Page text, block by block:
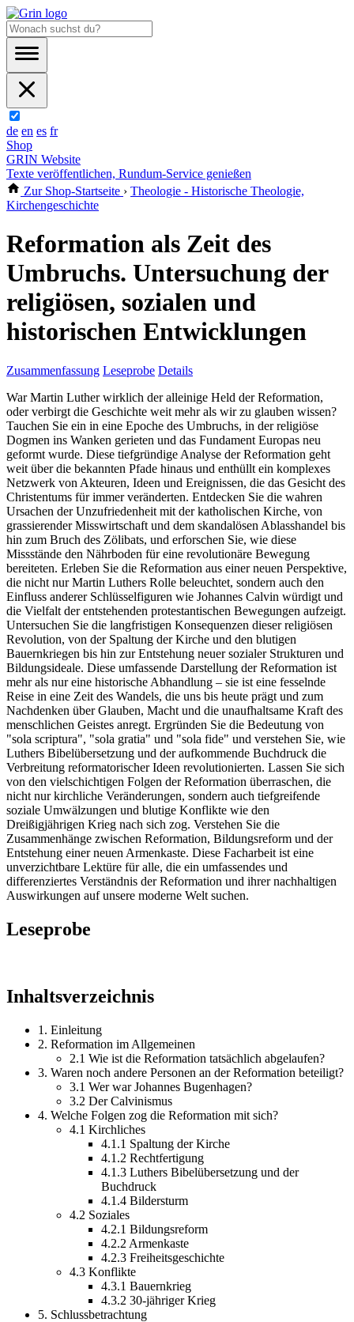
de en es fr
Shop
GRIN Website
Texte veröffentlichen, Rundum-Service genießen
Zur Shop-Startseite › Theologie - Historische Theologie,
Kirchengeschichte
Reformation als Zeit des
Umbruchs. Untersuchung der
religiösen, sozialen und
historischen Entwicklungen
Zusammenfassung Leseprobe Details
War Martin Luther wirklich der alleinige Held der Reformation,
oder verbirgt die Geschichte weit mehr als wir zu glauben wissen?
Tauchen Sie ein in eine Epoche des Umbruchs, in der religiöse
Dogmen ins Wanken gerieten und das Fundament Europas neu
geformt wurde. Diese tiefgründige Analyse der Reformation geht
weit über die bekannten Pfade hinaus und enthüllt ein komplexes
Netzwerk von Akteuren, Ideen und Ereignissen, die das Gesicht des
Christentums für immer veränderten. Entdecken Sie die wahren
Ursachen der Unzufriedenheit mit der katholischen Kirche, von
grassierender Misswirtschaft und dem skandalösen Ablasshandel bis
hin zum Bruch des Zölibats, und erforschen Sie, wie diese
Missstände den Nährboden für eine revolutionäre Bewegung
bereiteten. Erleben Sie die Reformation aus einer neuen Perspektive,
die nicht nur Martin Luthers Rolle beleuchtet, sondern auch den
Einfluss anderer Schlüsselfiguren wie Johannes Calvin würdigt und
die Vielfalt der entstehenden protestantischen Bewegungen aufzeigt.
Untersuchen Sie die langfristigen Konsequenzen dieser religiösen
Revolution, von der Spaltung der Kirche und den blutigen
Bauernkriegen bis hin zur Entstehung neuer sozialer Strukturen und
Bildungsideale. Diese umfassende Darstellung der Reformation ist
mehr als nur eine historische Abhandlung – sie ist eine fesselnde
Reise in eine Zeit des Wandels, die uns bis heute prägt und zum
Nachdenken über Glauben, Macht und die unaufhaltsame Kraft des
menschlichen Geistes anregt. Ergründen Sie die Bedeutung von
"sola scriptura", "sola gratia" und "sola fide" und verstehen Sie, wie
Luthers Bibelübersetzung und der aufkommende Buchdruck die
Verbreitung reformatorischer Ideen revolutionierten. Lassen Sie sich
von den vielschichtigen Folgen der Reformation überraschen, die
nicht nur kirchliche Veränderungen, sondern auch tiefgreifende
soziale Umwälzungen und blutige Konflikte wie den
Dreißigjährigen Krieg nach sich zog. Verstehen Sie die
Zusammenhänge zwischen Reformation, Bildungsreform und der
Entstehung einer neuen Armenkaste. Diese Facharbeit ist eine
unverzichtbare Lektüre für alle, die ein umfassendes und
differenziertes Verständnis der Reformation und ihrer nachhaltigen
Auswirkungen auf unsere moderne Welt suchen.
Leseprobe
Inhaltsverzeichnis
1. Einleitung
2. Reformation im Allgemeinen
2.1 Wie ist die Reformation tatsächlich abgelaufen?
3. Waren noch andere Personen an der Reformation beteiligt?
3.1 Wer war Johannes Bugenhagen?
3.2 Der Calvinismus
4. Welche Folgen zog die Reformation mit sich?
4.1 Kirchliches
4.1.1 Spaltung der Kirche
4.1.2 Rechtfertigung
4.1.3 Luthers Bibelübersetzung und der
Buchdruck
4.1.4 Bildersturm
4.2 Soziales
4.2.1 Bildungsreform
4.2.2 Armenkaste
4.2.3 Freiheitsgeschichte
4.3 Konflikte
4.3.1 Bauernkrieg
4.3.2 30-jähriger Krieg
5. Schlussbetrachtung